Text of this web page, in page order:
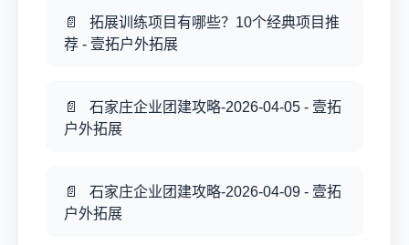
拓展训练项目有哪些？10个经典项目推
荐 - 壹拓户外拓展
石家庄企业团建攻略-2026-04-05 - 壹拓
户外拓展
石家庄企业团建攻略-2026-04-09 - 壹拓
户外拓展